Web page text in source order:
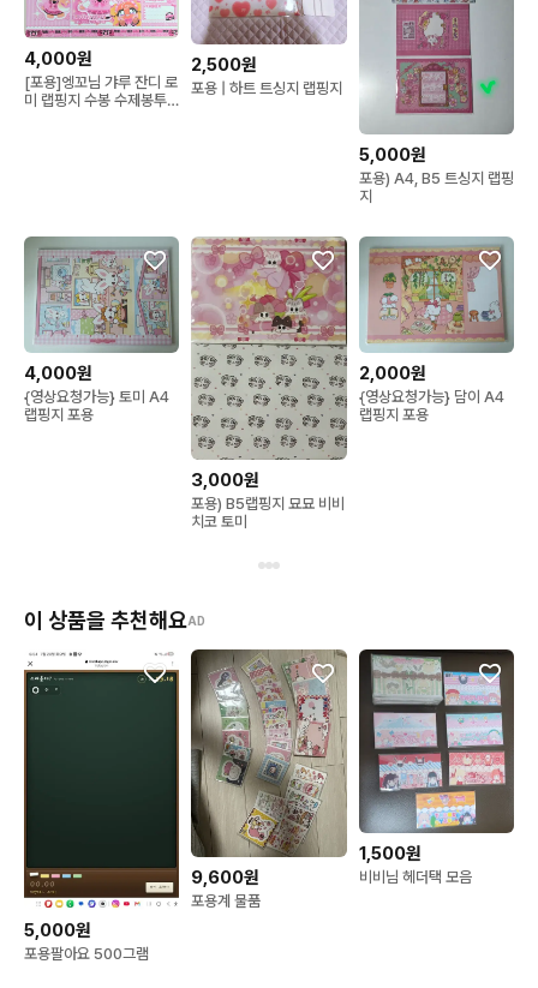
4,000원
[포용]엥꼬님 갸루 잔디 로
미 랩핑지 수봉 수제봉투
2,500원
포용 | 하트 트싱지 랩핑지
5,000원
포용) A4, B5 트싱지 랩핑
지
4,000원
{영상요청가능} 토미 A4
랩핑지 포용
3,000원
포용) B5랩핑지 묘묘 비비
치코 토미
2,000원
{영상요청가능} 담이 A4
랩핑지 포용
이 상품을 추천해요AD
5,000원
포용팔아요 500그램
9,600원
포용계 물품
1,500원
비비님 헤더택 모음